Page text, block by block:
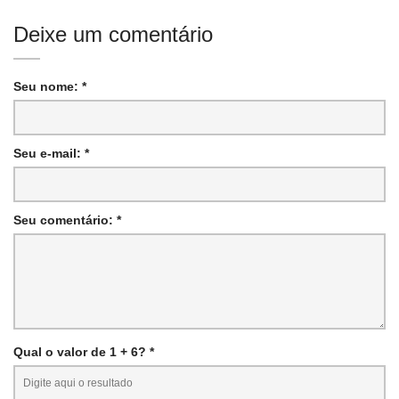
Deixe um comentário
Seu nome: *
Seu e-mail: *
Seu comentário: *
Qual o valor de 1 + 6? *